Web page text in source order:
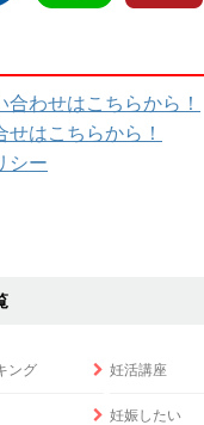
わせはこちらから！
はこちらから！
シー
ング 妊活講座
妊娠したい